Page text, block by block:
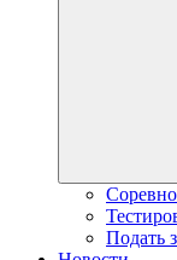
Подать